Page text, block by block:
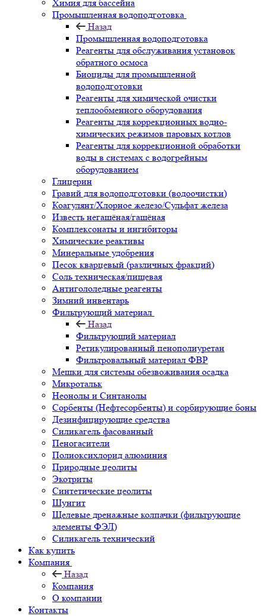
Химия для бассейна
Промышленная водоподготовка
Назад
Промышленная водоподготовка
Реагенты для обслуживания установок
обратного осмоса
Биоциды для промышленной
водоподготовки
Реагенты для химической очистки
теплообменного оборудования
Реагенты для коррекционных водно-
химических режимов паровых котлов
Реагенты для коррекционной обработки
воды в системах с водогрейным
оборудованием
Глицерин
Гравий для водоподготовки (водоочистки)
Коагулянт/Хлорное железо/Сульфат железа
Известь негашёная/гашёная
Комплексонаты и ингибиторы
Химические реактивы
Минеральные удобрения
Песок кварцевый (различных фракций)
Соль техническая/пищевая
Антигололедные реагенты
Зимний инвентарь
Фильтрующий материал
Назад
Фильтрующий материал
Ретикулированный пенополиуретан
Фильтровальный материал ФВР
Мешки для системы обезвоживания осадка
Микротальк
Неонолы и Синтанолы
Сорбенты (Нефтесорбенты) и сорбирующие боны
Дезинфицирующие средства
Силикагель фасованный
Пеногасители
Полиокси­хлорид алюминия
Природные цеолиты
Экотриты
Синтетические цеолиты
Шунгит
Щелевые дренажные колпачки (фильтрующие
элементы ФЭЛ)
Силикагель технический
Как купить
Компания
Назад
Компания
О компании
Контакты